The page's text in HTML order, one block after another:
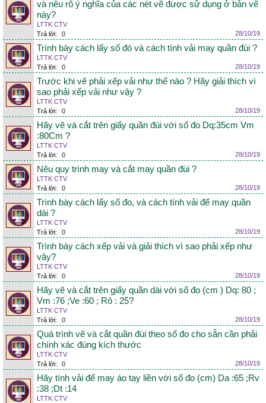
và nêu rõ ý nghĩa của các nét vẽ được sử dụng ở bản vẽ
này?
LTTK CTV
Trả lời:
0 28/10/19
Trình bày cách lấy số đó và cách tính vải may quần đùi ?
LTTK CTV
Trả lời:
0 28/10/19
Trước khi vẽ phải xếp vải như thế nào ? Hãy giải thích vì
sao phải xếp vải như vậy ?
LTTK CTV
Trả lời:
0 28/10/19
Hãy vẽ và cắt trên giấy quần đùi với số đo Dq:35cm Vm
:80Cm ?
LTTK CTV
Trả lời:
0 28/10/19
Nêu quy trình may và cắt may quần đùi ?
LTTK CTV
Trả lời:
0 28/10/19
Trình bày cách lấy số đo, và cách tính vải để may quần
dài ?
LTTK CTV
Trả lời:
0 28/10/19
Trình bày cách xếp vải và giải thích vì sao phải xếp như
vậy?
LTTK CTV
Trả lời:
0 28/10/19
Hãy vẽ và cắt trên giấy quần dài với số đo (cm ) Dq: 80 ;
Vm :76 ;Ve :60 ; Rô : 25?
LTTK CTV
Trả lời:
0 28/10/19
Quá trình vẽ và cắt quần đùi theo số đo cho sẵn cần phải
chính xác đúng kích thước
LTTK CTV
Trả lời:
0 28/10/19
Hãy tính vải để may áo tay liền với số đo (cm) Da :65 ;Rv
:38 ;Dt :14
LTTK CTV